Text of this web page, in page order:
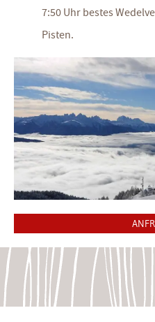
7:50 Uhr bestes
Pisten.